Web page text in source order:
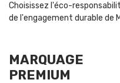
Choisissez l'éco-
de l'engagement durable de
MARQUAGE
PREMIUM